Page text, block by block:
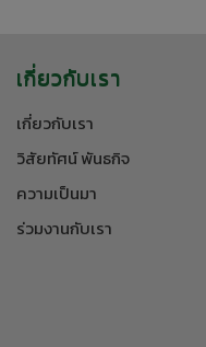
เกี่ยวกับเรา
เกี่ยวกับเรา
วิสัยทัศน์ พันธกิจ
ความเป็นมา
ร่วมงานกับเรา